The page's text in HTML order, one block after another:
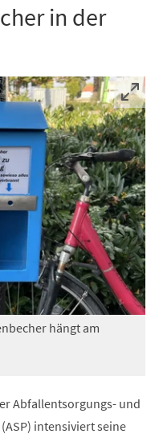
in der
hängt am
Abfallentsorgungs- und
intensiviert seine